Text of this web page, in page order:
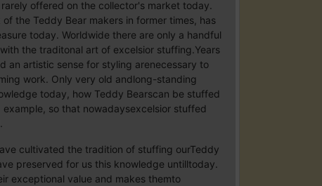
offered on the collector's market today.
the Teddy Bear makers in former times, has
today. Worldwide there are only a handful
the traditonal art of excelsior stuffing.Years
an artistic sense for styling arenecessary to
work. Only very old andlong-standing
today, how Teddy Bearscan be stuffed
so that nowadaysexcelsior stuffed
cultivated the tradition of stuffing ourTeddy
preserved for us this knowledge untilltoday.
exceptional value and makes themto